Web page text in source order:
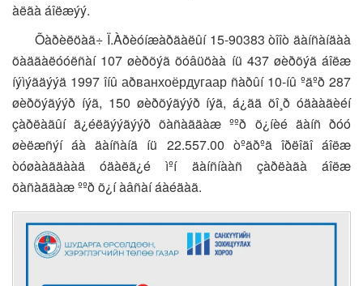
àëãà áîëæýý.
Õàðèëöàã÷ Ï.Àðèóíæàðãàëûí 15-90383 òîîò äàíñàíäàà
õàäãàëóóëñàí 107 øèðõýã õóâüöàà íü 437 øèðõýã áîëæ
íýìýãäýýä 1997 îíû аðванхоёрдугаар ñàðûí 10-íû ºäºð 287
øèðõýãýýð íýã, 150 øèðõýãýýð íýã, á¿ãä õî¸ð óäààãèéí
çàðëàãûí ã¿éëãýýãýýð õàñàãäàæ ººð õ¿íèé äàíñ ðóó
øèëæñýí áà äàíñàíä íü 22.557.00 òºãðºã îðëîãî áîëæ
òóøààãäààä óäàëã¿é ìºí äàíñíààñ çàðëàãà áîëæ
õàñàãäàæ ººð õ¿í àâñàí áàéäàã.